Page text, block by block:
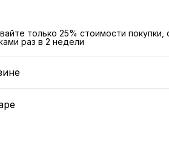
только 25% стоимости покупки,
раз в 2 недели